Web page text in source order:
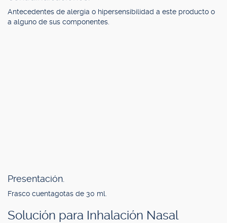
Antecedentes de alergia o hipersensibilidad a este producto o
a alguno de sus componentes.
Presentación.
Frasco cuentagotas de 30 ml.
Solución para Inhalación Nasal